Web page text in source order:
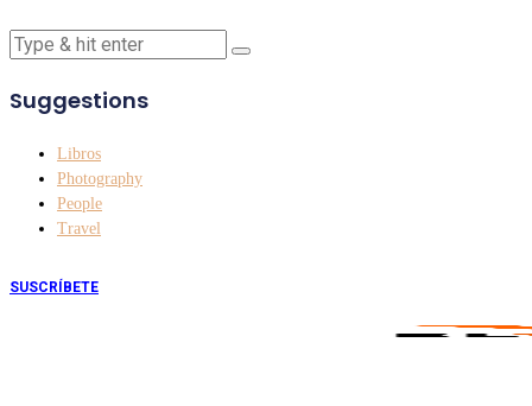
Suggestions
Libros
Photography
People
Travel
SUSCRÍBETE